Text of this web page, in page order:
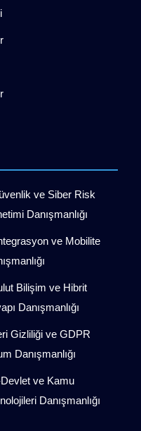
ve Siber Risk
Danışmanlığı
ve Mobilite
Bilişim ve Hibrit
Danışmanlığı
Gizliliği ve GDPR
Danışmanlığı
Devlet ve Kamu
Danışmanlığı